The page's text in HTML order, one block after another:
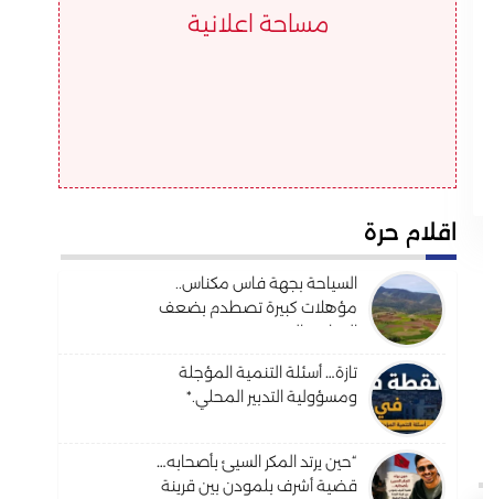
مساحة اعلانية
اقلام حرة
السياحة بجهة فاس مكناس..
مؤهلات كبيرة تصطدم بضعف
البنيات والترويج
تازة… أسئلة التنمية المؤجلة
ومسؤولية التدبير المحلي.*
“حين يرتد المكر السيئ بأصحابه…
قضية أشرف بلمودن بين قرينة